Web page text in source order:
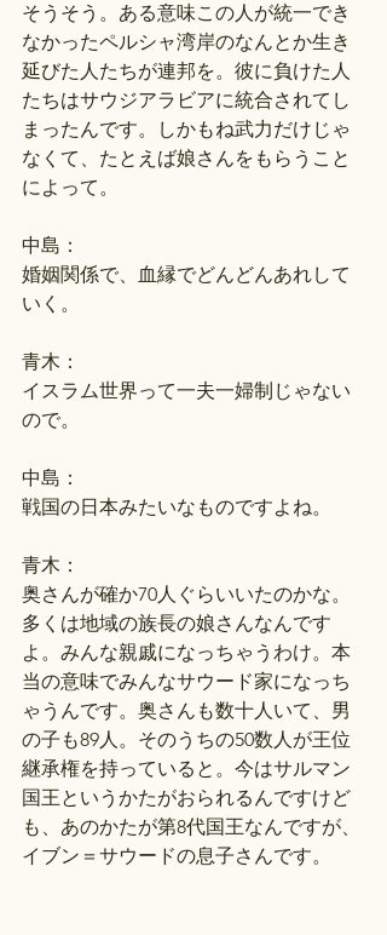
そうそう。ある意味この人が統一でき
なかったペルシャ湾岸のなんとか生き
延びた人たちが連邦を。彼に負けた人
たちはサウジアラビアに統合されてし
まったんです。しかもね武力だけじゃ
なくて、たとえば娘さんをもらうこと
によって。
中島：
婚姻関係で、血縁でどんどんあれして
いく。
青木：
イスラム世界って一夫一婦制じゃない
ので。
中島：
戦国の日本みたいなものですよね。
青木：
奥さんが確か70人ぐらいいたのかな。
多くは地域の族長の娘さんなんです
よ。みんな親戚になっちゃうわけ。本
当の意味でみんなサウード家になっち
ゃうんです。奥さんも数十人いて、男
の子も89人。そのうちの50数人が王位
継承権を持っていると。今はサルマン
国王というかたがおられるんですけど
も、あのかたが第8代国王なんですが、
イブン＝サウードの息子さんです。